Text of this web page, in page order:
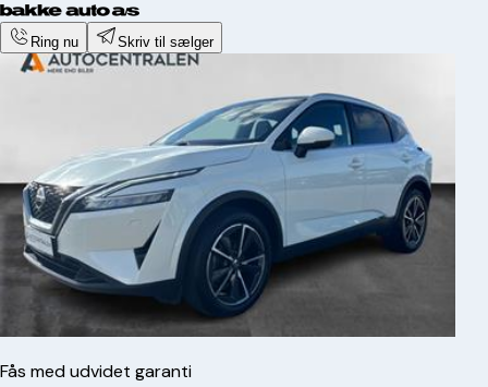
Ring nu Skriv til sælger
Fås med udvidet garanti